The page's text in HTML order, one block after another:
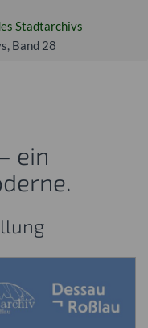
Stadtarchivs
Band 28
ein